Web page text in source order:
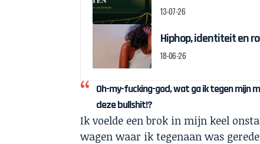
13-07-26
Hiphop, identiteit en
18-06-26
Oh-my-fucking-god, wat ga ik tegen mijn
deze bullshit!?
Ik voelde een brok in mijn keel
wagen waar ik tegenaan was